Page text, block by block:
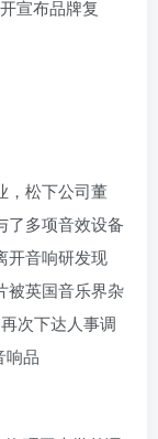
宣布品牌复
，松下公司董
了多项音效设备
开音响研发现
被英国音乐界杂
次下达人事调
响品